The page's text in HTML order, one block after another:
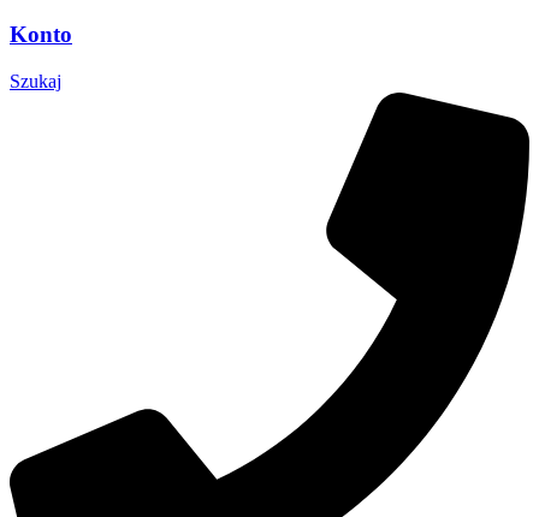
Konto
Szukaj